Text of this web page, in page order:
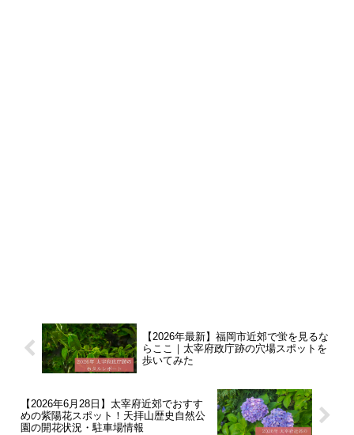
【2026年最新】福岡市近郊で蛍を見るな
らここ｜太宰府政庁跡の穴場スポットを
歩いてみた
【2026年6月28日】太宰府近郊でおすす
めの紫陽花スポット！天拝山歴史自然公
園の開花状況・駐車場情報